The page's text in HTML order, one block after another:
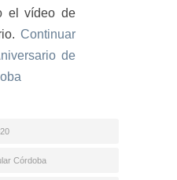
el vídeo de
Continuar
de
Córdoba